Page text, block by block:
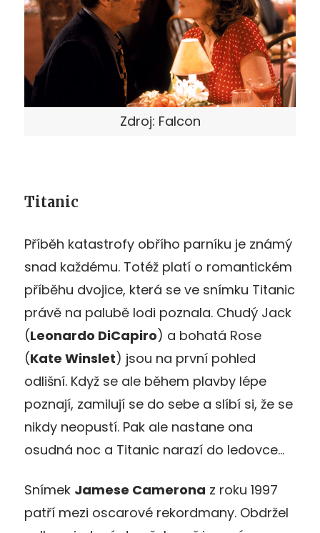
Zdroj: Falcon
Titanic
Příběh katastrofy obřího parníku je známý
snad každému. Totéž platí o romantickém
příběhu dvojice, která se ve snímku Titanic
právě na palubě lodi poznala. Chudý Jack
(Leonardo DiCapiro) a bohatá Rose
(Kate Winslet) jsou na první pohled
odlišní. Když se ale během plavby lépe
poznají, zamilují se do sebe a slíbí si, že se
nikdy neopustí. Pak ale nastane ona
osudná noc a Titanic narazí do ledovce…
Snímek Jamese Camerona z roku 1997
patří mezi oscarové rekordmany. Obdržel